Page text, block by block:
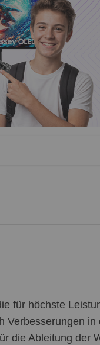
für höchste
die Ableitung der